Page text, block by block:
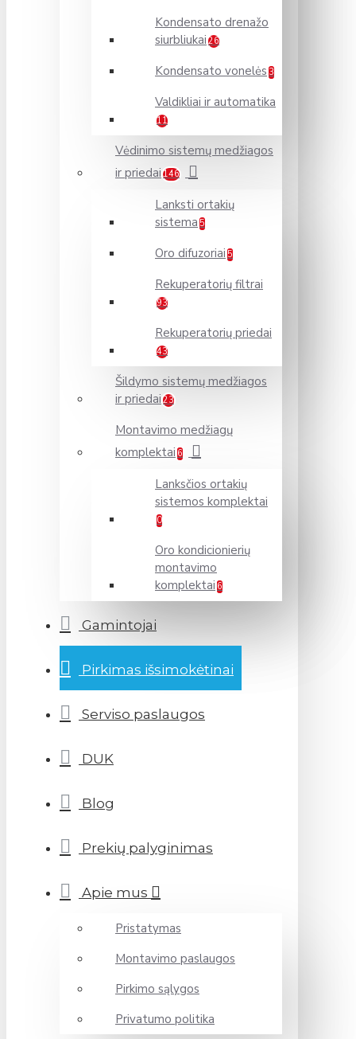
Kondensato drenažo
siurbliukai 26
Kondensato vonelės 3
Valdikliai ir automatika
11
Vėdinimo sistemų medžiagos
ir priedai 146
Lanksti ortakių
sistema 5
Oro difuzoriai 5
Rekuperatorių filtrai
93
Rekuperatorių priedai
43
Šildymo sistemų medžiagos
ir priedai 23
Montavimo medžiagų
komplektai 6
Lanksčios ortakių
sistemos komplektai
0
Oro kondicionierių
montavimo
komplektai 6
Gamintojai
Pirkimas išsimokėtinai
Serviso paslaugos
DUK
Blog
Prekių palyginimas
Apie mus
Pristatymas
Montavimo paslaugos
Pirkimo sąlygos
Privatumo politika